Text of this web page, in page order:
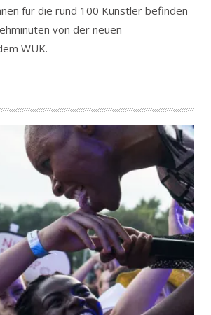
für die rund 100 Künstler befinden
von der neuen
WUK.